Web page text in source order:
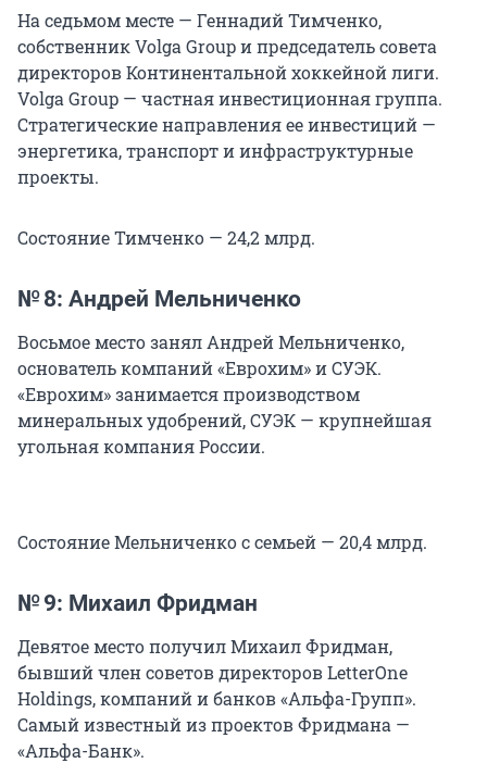
На седьмом месте — Геннадий Тимченко,
собственник Volga Group и председатель совета
директоров Континентальной хоккейной лиги.
Volga Group — частная инвестиционная группа.
Стратегические направления ее инвестиций —
энергетика, транспорт и инфраструктурные
проекты.
Состояние Тимченко — 24,2 млрд.
№ 8: Андрей Мельниченко
Восьмое место занял Андрей Мельниченко,
основатель компаний «Еврохим» и СУЭК.
«Еврохим» занимается производством
минеральных удобрений, СУЭК — крупнейшая
угольная компания России.
Состояние Мельниченко с семьей — 20,4 млрд.
№ 9: Михаил Фридман
Девятое место получил Михаил Фридман,
бывший член советов директоров LetterOne
Holdings, компаний и банков «Альфа-Групп».
Самый известный из проектов Фридмана —
«Альфа-Банк».